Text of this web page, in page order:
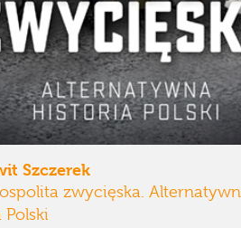
Szczerek
zwycięska.